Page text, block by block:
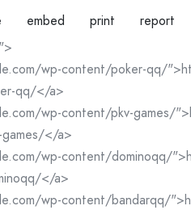
embed print
report
wp-content/poker-qq/
qq/</a>
wp-content/pkv-games/
</a>
wp-content/dominoqq/
</a>
wp-content/bandarqq/